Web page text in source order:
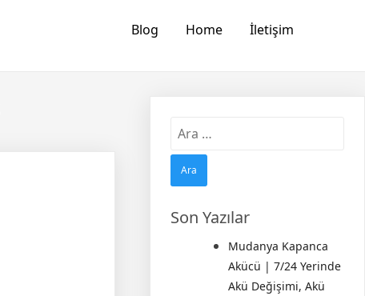
Blog Home İletişim
Arama:
Son Yazılar
Mudanya Kapanca
Akücü | 7/24 Yerinde
Akü Değişimi, Akü